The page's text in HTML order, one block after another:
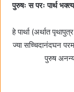
पुरुषः स परः पार्थ
हे पार्था (अर्थात
ज्या सच्चिदानंदघन
पुरुष